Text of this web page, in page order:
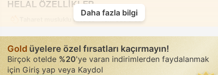
HELAL ÖZELLİKLER
Taharet musluklu tuvalet • Tüm odalarda
Daha fazla bilgi
Goldüyelere özel fırsatları kaçırmayın!
Birçok otelde%20'ye varan indirimlerden faydalanmak
için Giriş yap veya Kaydol